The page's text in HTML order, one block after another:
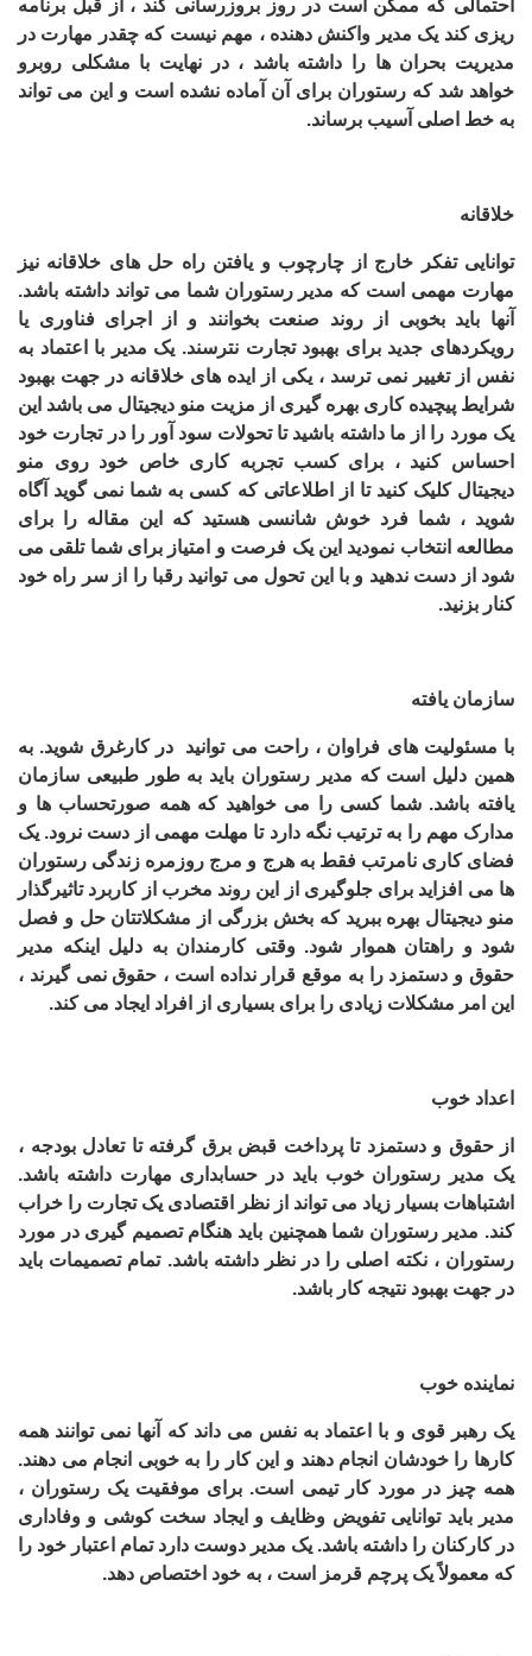
احتمالی که ممکن است در روز بروزرسانی کند ، از قبل برنامه
ریزی کند یک مدیر واکنش دهنده ، مهم نیست که چقدر مهارت در
مدیریت بحران ها را داشته باشد ، در نهایت با مشکلی روبرو
خواهد شد که رستوران برای آن آماده نشده است و این می تواند
به خط اصلی آسیب برساند.
خلاقانه
توانایی تفکر خارج از چارچوب و یافتن راه حل های خلاقانه نیز
مهارت مهمی است که مدیر رستوران شما می تواند داشته باشد.
آنها باید بخوبی از روند صنعت بخوانند و از اجرای فناوری یا
رویکردهای جدید برای بهبود تجارت نترسند. یک مدیر با اعتماد به
نفس از تغییر نمی ترسد ، یکی از ایده های خلاقانه در جهت بهبود
شرایط پیچیده کاری بهره گیری از مزیت منو دیجیتال می باشد این
یک مورد را از ما داشته باشید تا تحولات سود آور را در تجارت خود
احساس کنید ، برای کسب تجربه کاری خاص خود روی منو
دیجیتال کلیک کنید تا از اطلاعاتی که کسی به شما نمی گوید آگاه
شوید ، شما فرد خوش شانسی هستید که این مقاله را برای
مطالعه انتخاب نمودید این یک فرصت و امتیاز برای شما تلقی می
شود از دست ندهید و با این تحول می توانید رقبا را از سر راه خود
کنار بزنید.
سازمان یافته
با مسئولیت های فراوان ، راحت می توانید در کارغرق شوید. به
همین دلیل است که مدیر رستوران باید به طور طبیعی سازمان
یافته باشد. شما کسی را می خواهید که همه صورتحساب ها و
مدارک مهم را به ترتیب نگه دارد تا مهلت مهمی از دست نرود. یک
فضای کاری نامرتب فقط به هرج و مرج روزمره زندگی رستوران
ها می افزاید برای جلوگیری از این روند مخرب از کاربرد تاثیرگذار
منو دیجیتال بهره ببرید که بخش بزرگی از مشکلاتتان حل و فصل
شود و راهتان هموار شود. وقتی کارمندان به دلیل اینکه مدیر
حقوق و دستمزد را به موقع قرار نداده است ، حقوق نمی گیرند ،
این امر مشکلات زیادی را برای بسیاری از افراد ایجاد می کند.
اعداد خوب
از حقوق و دستمزد تا پرداخت قبض برق گرفته تا تعادل بودجه ،
یک مدیر رستوران خوب باید در حسابداری مهارت داشته باشد.
اشتباهات بسیار زیاد می تواند از نظر اقتصادی یک تجارت را خراب
کند. مدیر رستوران شما همچنین باید هنگام تصمیم گیری در مورد
رستوران ، نکته اصلی را در نظر داشته باشد. تمام تصمیمات باید
در جهت بهبود نتیجه کار باشد.
نماینده خوب
یک رهبر قوی و با اعتماد به نفس می داند که آنها نمی توانند همه
کارها را خودشان انجام دهند و این کار را به خوبی انجام می دهند.
همه چیز در مورد کار تیمی است. برای موفقیت یک رستوران ،
مدیر باید توانایی تفویض وظایف و ایجاد سخت کوشی و وفاداری
در کارکنان را داشته باشد. یک مدیر دوست دارد تمام اعتبار خود را
که معمولاً یک پرچم قرمز است ، به خود اختصاص دهد.